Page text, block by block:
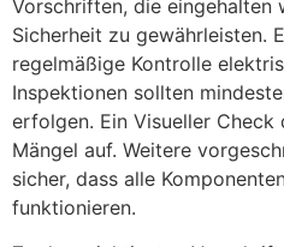
Vorschriften, die eingehalten
Sicherheit zu gewährleisten.
regelmäßige Kontrolle
Inspektionen sollten
erfolgen. Ein Visueller
Mängel auf. Weitere
sicher, dass alle
funktionieren.